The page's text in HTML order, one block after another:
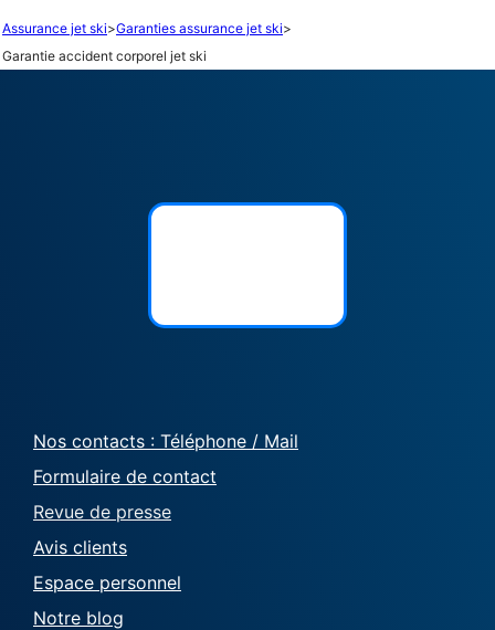
Assurance jet ski>Garanties assurance jet ski>
Garantie accident corporel jet ski
Nos contacts : Téléphone / Mail
Formulaire de contact
Revue de presse
Avis clients
Espace personnel
Notre blog